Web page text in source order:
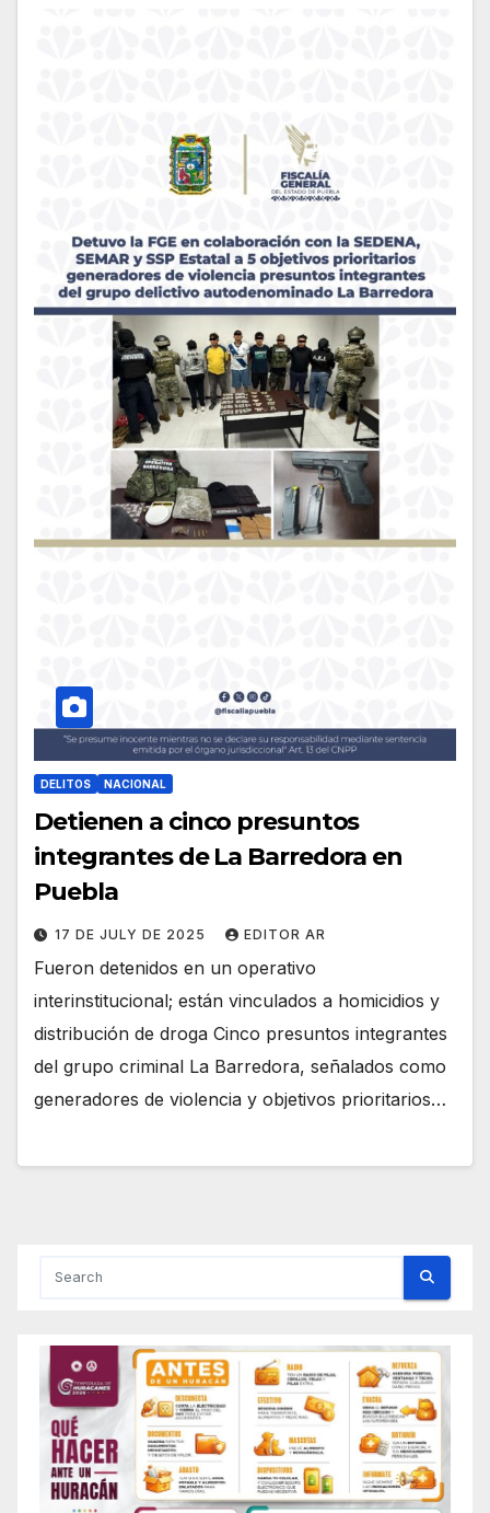
DELITOS NACIONAL
Detienen a cinco presuntos
integrantes de La Barredora en
Puebla
17 DE JULY DE 2025 EDITOR AR
Fueron detenidos en un operativo
interinstitucional; están vinculados a homicidios y
distribución de droga Cinco presuntos integrantes
del grupo criminal La Barredora, señalados como
generadores de violencia y objetivos prioritarios…